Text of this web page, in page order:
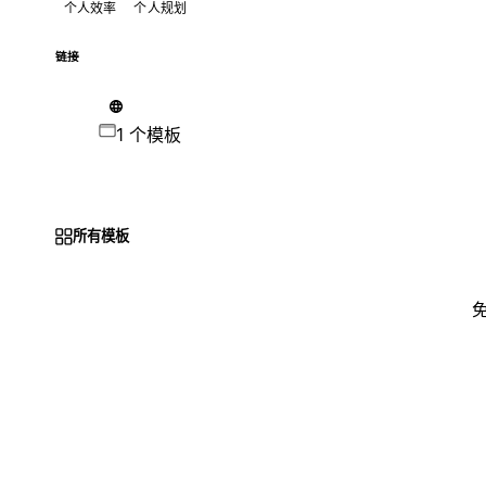
个人效率 个人规划
链接
1 个模板
所有模板